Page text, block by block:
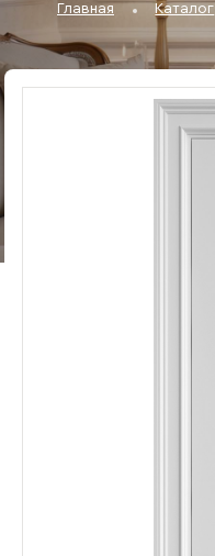
Главная Каталог